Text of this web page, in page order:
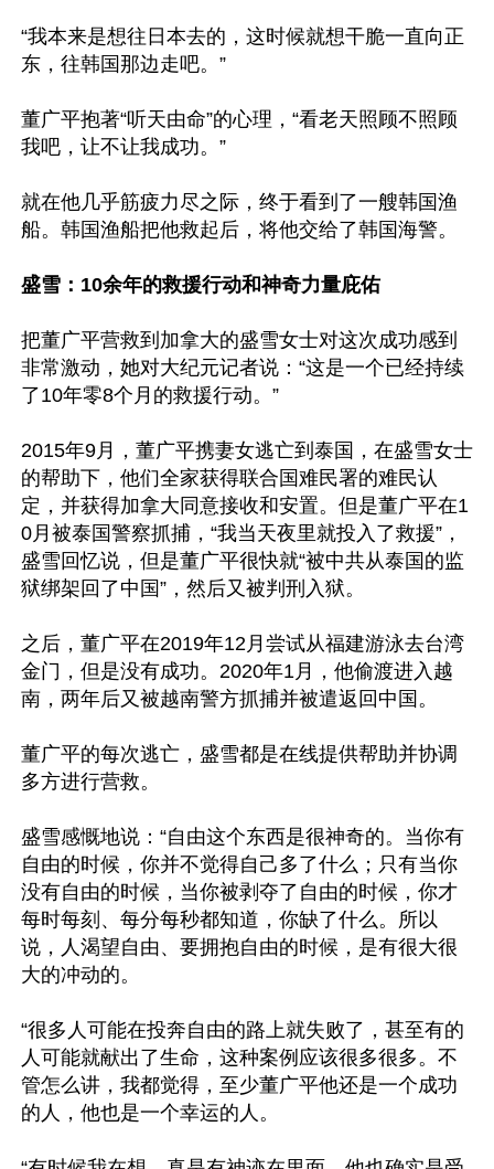
“我本来是想往日本去的，这时候就想干脆一直向正
东，往韩国那边走吧。”
董广平抱著“听天由命”的心理，“看老天照顾不照顾
我吧，让不让我成功。”
就在他几乎筋疲力尽之际，终于看到了一艘韩国渔
船。韩国渔船把他救起后，将他交给了韩国海警。
盛雪：10余年的救援行动和神奇力量庇佑
把董广平营救到加拿大的盛雪女士对这次成功感到
非常激动，她对大纪元记者说：“这是一个已经持续
了10年零8个月的救援行动。”
2015年9月，董广平携妻女逃亡到泰国，在盛雪女士
的帮助下，他们全家获得联合国难民署的难民认
定，并获得加拿大同意接收和安置。但是董广平在1
0月被泰国警察抓捕，“我当天夜里就投入了救援”，
盛雪回忆说，但是董广平很快就“被中共从泰国的监
狱绑架回了中国”，然后又被判刑入狱。
之后，董广平在2019年12月尝试从福建游泳去台湾
金门，但是没有成功。2020年1月，他偷渡进入越
南，两年后又被越南警方抓捕并被遣返回中国。
董广平的每次逃亡，盛雪都是在线提供帮助并协调
多方进行营救。
盛雪感慨地说：“自由这个东西是很神奇的。当你有
自由的时候，你并不觉得自己多了什么；只有当你
没有自由的时候，当你被剥夺了自由的时候，你才
每时每刻、每分每秒都知道，你缺了什么。所以
说，人渴望自由、要拥抱自由的时候，是有很大很
大的冲动的。
“很多人可能在投奔自由的路上就失败了，甚至有的
人可能就献出了生命，这种案例应该很多很多。不
管怎么讲，我都觉得，至少董广平他还是一个成功
的人，他也是一个幸运的人。